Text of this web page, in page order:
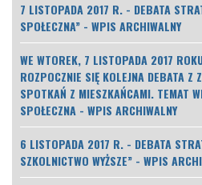
7 LISTOPADA 2017 R. - DEBATA
SPOŁECZNA” - WPIS ARCHIWALNY
WE WTOREK, 7 LISTOPADA 2017
ROZPOCZNIE SIĘ KOLEJNA DEBATA Z
SPOTKAŃ Z MIESZKAŃCAMI. TEMAT
SPOŁECZNA - WPIS ARCHIWALNY
6 LISTOPADA 2017 R. - DEBATA
SZKOLNICTWO WYŻSZE” - WPIS